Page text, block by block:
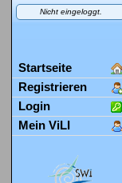
Nicht eingeloggt.
Startseite
Registrieren
Login
Mein ViLI